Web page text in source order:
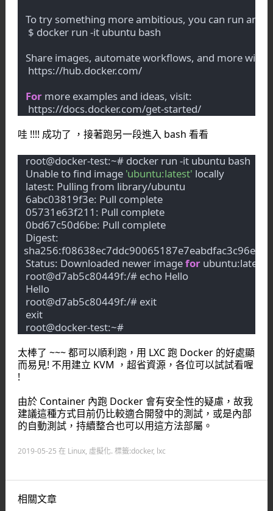
To try something more ambitious, you can run an
$ docker run -it ubuntu bash
Share images, automate workflows, and more with
https://hub.docker.com/
For more examples and ideas, visit:
https://docs.docker.com/get-started/
哇 !!!! 成功了 ，接著跑另一段進入 bash 看看
root@docker-test:~# docker run -it ubuntu bash
Unable to find image 'ubuntu:latest' locally
latest: Pulling from library/ubuntu
6abc03819f3e: Pull complete
05731e63f211: Pull complete
0bd67c50d6be: Pull complete
Digest:
Status: Downloaded newer image for ubuntu:latest
root@d7ab5c80449f:/# echo Hello
Hello
root@d7ab5c80449f:/# exit
exit
root@docker-test:~#
太棒了 ~~~ 都可以順利跑，用 LXC 跑 Docker 的好處顯
而易見! 不用建立 KVM ，超省資源，各位可以試試看喔
!
由於 Container 內跑 Docker 會有安全性的疑慮，故我
建議這種方式目前仍比較適合開發中的測試，或是內部
的自動測試，持續整合也可以用這方法部屬。
2019-05-25 在 Linux, 虛擬化. 標籤:docker, lxc
相關文章